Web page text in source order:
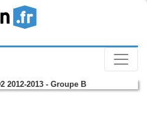
2012-2013 - Groupe B